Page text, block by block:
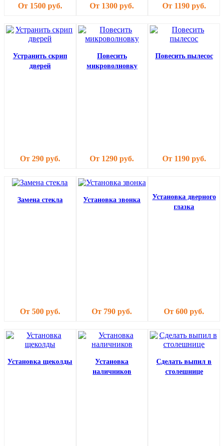
От 1500 руб. От 1300 руб. От 1190 руб.
Устранить скрип
дверей
От 290 руб.
Повесить
микроволновку
От 1290 руб.
Повесить пылесос
От 1190 руб.
Замена стекла
От 500 руб.
Установка звонка
От 790 руб.
Установка дверного
глазка
От 600 руб.
Установка щеколды
Установка
наличников
Сделать выпил в
столешнице